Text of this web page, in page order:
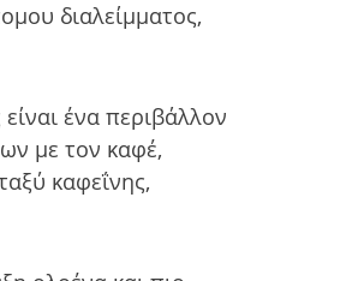
διαλείμματος,
ένα περιβάλλον
με τον καφέ,
καφεΐνης,